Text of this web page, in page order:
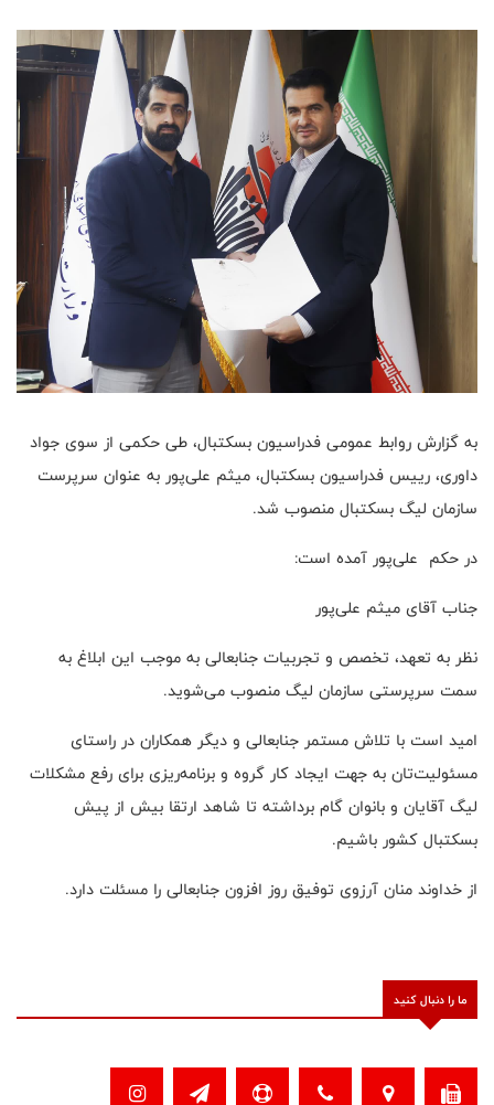
به گزارش روابط عمومی فدراسیون بسکتبال، طی حکمی از سوی جواد
داوری، رییس فدراسیون بسکتبال، میثم علی‌پور به عنوان سرپرست
سازمان لیگ بسکتبال منصوب شد.
در حکم علی‌پور آمده است:
جناب آقای میثم علی‌پور
نظر به تعهد، تخصص و تجربیات جنابعالی به موجب این ابلاغ به
سمت سرپرستی سازمان لیگ منصوب می‌شوید.
امید است با تلاش مستمر جنابعالی و دیگر همکاران در راستای
مسئولیت‌تان به جهت ایجاد کار گروه و برنامه‌ریزی برای رفع مشکلات
لیگ آقایان و بانوان گام برداشته تا شاهد ارتقا بیش از پیش
بسکتبال کشور باشیم.
از خداوند منان آرزوی توفیق روز افزون جنابعالی را مسئلت دارد.
ما را دنبال کنید